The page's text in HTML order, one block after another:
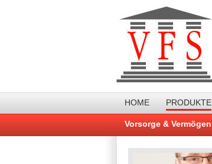
HOME PRODUKTE
Vorsorge & Vermögen